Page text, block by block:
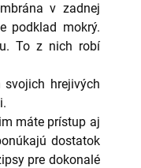
v zadnej
podklad mokrý.
To z nich robí
svojich hrejivých
máte prístup aj
dostatok
pre dokonalé